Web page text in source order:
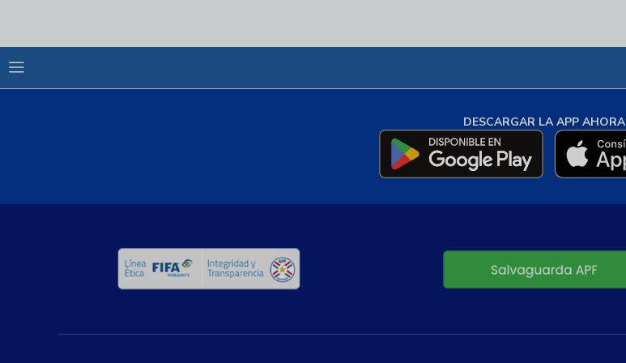
DESCARGAR LA APP AHORA